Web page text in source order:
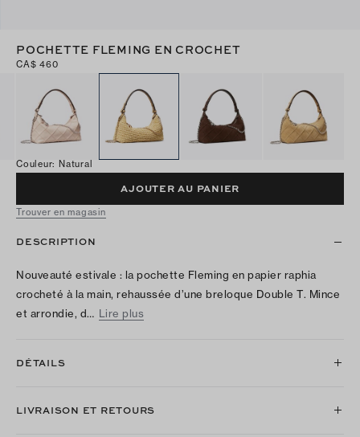
POCHETTE FLEMING EN CROCHET
CA$ 460
Couleur: Natural
AJOUTER AU PANIER
Trouver en magasin
DESCRIPTION
Nouveauté estivale : la pochette Fleming en papier raphia
crocheté à la main, rehaussée d’une breloque Double T. Mince
et arrondie, d… Lire plus
DÉTAILS
LIVRAISON ET RETOURS